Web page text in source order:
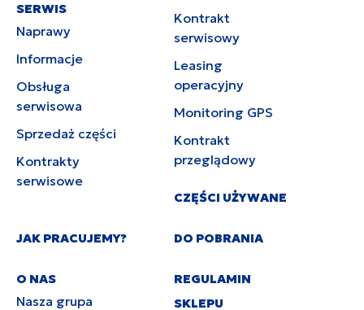
SERWIS
Naprawy
Informacje
Obsługa
serwisowa
Sprzedaż części
Kontrakty
serwisowe
Kontrakt
serwisowy
Leasing
operacyjny
Monitoring GPS
Kontrakt
przeglądowy
CZĘŚCI UŻYWANE
JAK PRACUJEMY?
O NAS
Nasza grupa
DO POBRANIA
REGULAMIN
SKLEPU